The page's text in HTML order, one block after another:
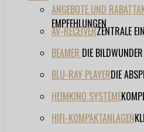
ANGEBOTE UND
EMPFEHLUNGEN
AV-RECEIVERZENTRALE
BEAMER DIE BILDWUNDER
BLU-RAY PLAYERDIE
HEIMKINO SYSTEME
HIFI-KOMPAKTANLAGEN